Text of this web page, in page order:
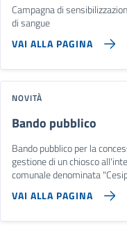
Campagna di
di sangue
VAI ALLA PAGINA
NOVITÀ
Bando pubblico
Bando pubblico per la
gestione di un chiosco
comunale denominata
VAI ALLA PAGINA